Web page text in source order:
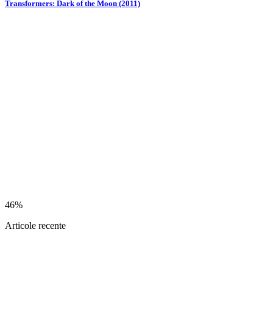
Transformers: Dark of the Moon (2011)
46%
Articole recente